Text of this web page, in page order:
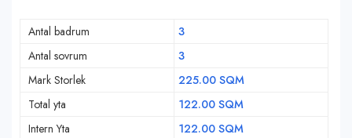
Antal badrum
3
Antal sovrum
3
Mark Storlek
225.00 SQM
Total yta
122.00 SQM
Intern Yta
122.00 SQM